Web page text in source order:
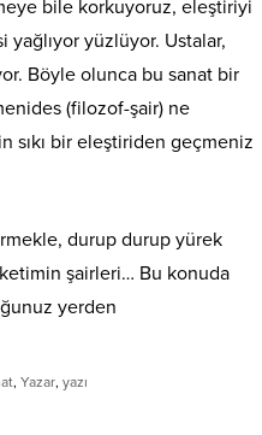
bile korkuyoruz, eleştiriyi
yüzlüyor. Ustalar,
Böyle olunca bu sanat bir
(filozof-şair) ne
sıkı bir eleştiriden geçmeniz
durup durup yürek
şairleri… Bu konuda
yerden
, Yazar, yazı